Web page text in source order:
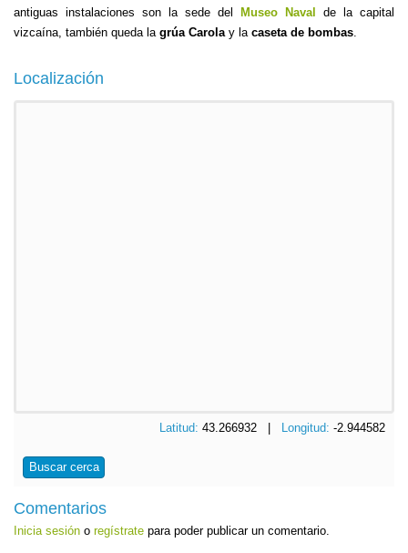
antiguas instalaciones son la sede del
Museo Naval
de la capital
vizcaína, también queda la grúa Carolay la caseta de bombas.
Localización
Latitud: 43.266932 | Longitud: -2.944582
Buscar cerca
Comentarios
Inicia sesión o regístrate para poder publicar un comentario.